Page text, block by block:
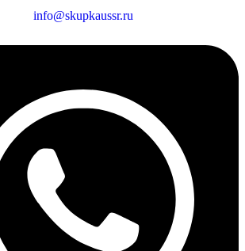
info@skupkaussr.ru